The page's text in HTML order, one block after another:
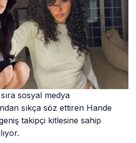
sosyal medya
sıkça söz ettiren Hande
takipçi kitlesine sahip